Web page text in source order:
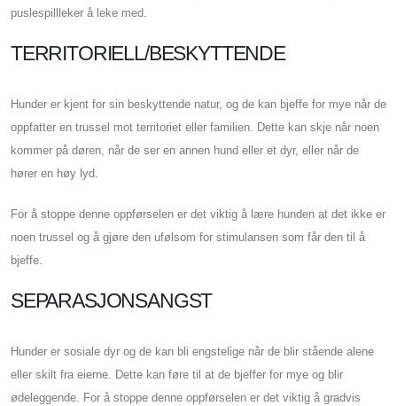
puslespillleker å leke med.
TERRITORIELL/BESKYTTENDE
Hunder er kjent for sin beskyttende natur, og de kan bjeffe for mye når de
oppfatter en trussel mot territoriet eller familien. Dette kan skje når noen
kommer på døren, når de ser en annen hund eller et dyr, eller når de
hører en høy lyd.
For å stoppe denne oppførselen er det viktig å lære hunden at det ikke er
noen trussel og å gjøre den ufølsom for stimulansen som får den til å
bjeffe.
SEPARASJONSANGST
Hunder er sosiale dyr og de kan bli engstelige når de blir stående alene
eller skilt fra eierne. Dette kan føre til at de bjeffer for mye og blir
ødeleggende. For å stoppe denne oppførselen er det viktig å gradvis